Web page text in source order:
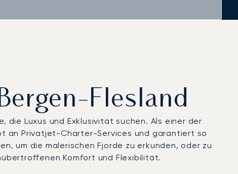
Flesland
die Luxus und Exklusivität suchen. Als einer der
an Privatjet-Charter-Services und garantiert so
um die malerischen Fjorde zu erkunden, oder zu
Komfort und Flexibilität.